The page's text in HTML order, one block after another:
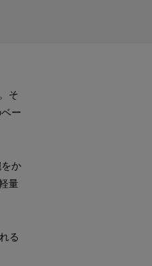
そ
ー
か
量
る